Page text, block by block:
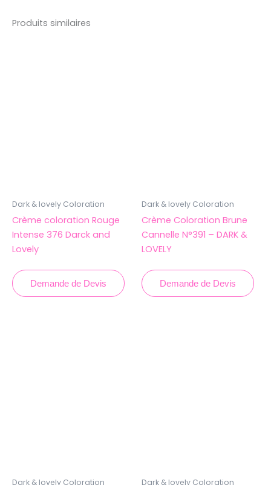
Produits similaires
Dark & lovely Coloration
Crème coloration Rouge
Intense 376 Darck and
Lovely
Demande de Devis
Dark & lovely Coloration
Crème Coloration Brune
Cannelle N°391 – DARK &
LOVELY
Demande de Devis
Dark & lovely Coloration Dark & lovely Coloration